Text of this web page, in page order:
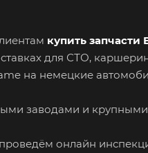
купить запчасти
для СТО,
на немецкие
заводами и
проведём онлайн